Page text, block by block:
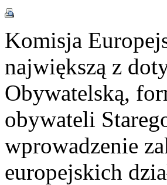
Komisja
największą z
Obywatelską,
obywateli
wprowadzenie
europejskich